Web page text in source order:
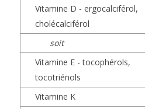
Vitamine D - ergocalciférol,
cholécalciférol
soit
Vitamine E - tocophérols,
tocotriénols
Vitamine K